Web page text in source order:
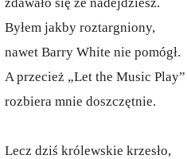
Byłem jakby roztargniony,
nawet Barry White nie pomógł.
A przecież „Let the Music Play”
rozbiera mnie doszczętnie.
Lecz dziś królewskie krzesło,